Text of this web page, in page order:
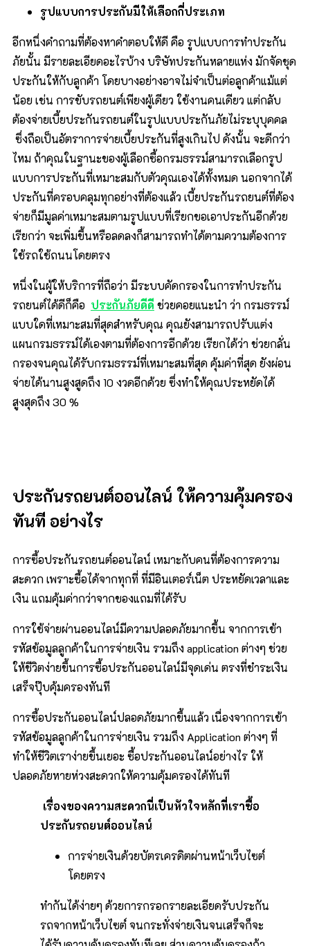
รูปแบบการประกันมีให้เลือกกี่ประเภท
อีกหนึ่งคำถามที่ต้องหาคำตอบให้ดี คือ รูปแบบการทำประกัน
ภัยนั้น มีรายละเอียดอะไรบ้าง บริษัทประกันหลายแห่ง มักจัดชุด
ประกันให้กับลูกค้า โดยบางอย่างอาจไม่จำเป็นต่อลูกค้าแม้แต่
น้อย เช่น การขับรถยนต์เพียงผู้เดียว ใช้งานคนเดียว แต่กลับ
ต้องจ่ายเบี้ยประกันรถยนต์ในรูปแบบประกันภัยไม่ระบุบุคคล
ซึ่งถือเป็นอัตราการจ่ายเบี้ยประกันที่สูงเกินไป ดังนั้น จะดีกว่า
ไหม ถ้าคุณในฐานะของผู้เลือกซื้อกรมธรรม์สามารถเลือกรูป
แบบการประกันที่เหมาะสมกับตัวคุณเองได้ทั้งหมด นอกจากได้
ประกันที่ครอบคลุมทุกอย่างที่ต้องแล้ว เบี้ยประกันรถยนต์ที่ต้อง
จ่ายก็มีมูลค่าเหมาะสมตามรูปแบบที่เรียกขอเอาประกันอีกด้วย
เรียกว่า จะเพิ่มขึ้นหรือลดลงก็สามารถทำได้ตามความต้องการ
ใช้รถใช้ถนนโดยตรง
หนึ่งในผู้ให้บริการที่ถือว่า มีระบบคัดกรองในการทำประกัน
รถยนต์ได้ดีก็คือ ประกันภัยดีดี ช่วยคอยแนะนำ ว่า กรมธรรม์
แบบใดที่เหมาะสมที่สุดสำหรับคุณ คุณยังสามารถปรับแต่ง
แผนกรมธรรม์ได้เองตามที่ต้องการอีกด้วย เรียกได้ว่า ช่วยกลั่น
กรองจนคุณได้รับกรมธรรม์ที่เหมาะสมที่สุด คุ้มค่าที่สุด ยังผ่อน
จ่ายได้นานสูงสูดถึง 10 งวดอีกด้วย ซึ่งทำให้คุณประหยัดได้
สูงสุดถึง 30 %
ประกันรถยนต์ออนไลน์ ให้ความคุ้มครอง
ทันที อย่างไร
การซื้อประกันรถยนต์ออนไลน์ เหมาะกับคนที่ต้องการความ
สะดวก เพราะซื้อได้จากทุกที่ ที่มีอินเตอร์เน็ต ประหยัดเวลาและ
เงิน แถมคุ้มค่ากว่าจากของแถมที่ได้รับ
การใช้จ่ายผ่านออนไลน์มีความปลอดภัยมากขึ้น จากการเข้า
รหัสข้อมูลลูกค้าในการจ่ายเงิน รวมถึง application ต่างๆ ช่วย
ให้ชีวิตง่ายขึ้นการซื้อประกันออนไลน์มีจุดเด่น ตรงที่ชำระเงิน
เสร็จปุ๊บคุ้มครองทันที
การซื้อประกันออนไลน์ปลอดภัยมากขึ้นแล้ว เนื่องจากการเข้า
รหัสข้อมูลลูกค้าในการจ่ายเงิน รวมถึง Application ต่างๆ ที่
ทำให้ชีวิตเราง่ายขึ้นเยอะ ซื้อประกันออนไลน์อย่างไร ให้
ปลอดภัยหายห่วงสะดวกให้ความคุ้มครองได้ทันที
เรื่องของความสะดวกนี่เป็นหัวใจหลักที่เราซื้อ
ประกันรถยนต์ออนไลน์
การจ่ายเงินด้วยบัตรเครดิตผ่านหน้าเว็บไซต์
โดยตรง
ทำกันได้ง่ายๆ ด้วยการกรอกรายละเอียดรับประกัน
รถจากหน้าเว็บไซต์ จนกระทั่งจ่ายเงินจนเสร็จก็จะ